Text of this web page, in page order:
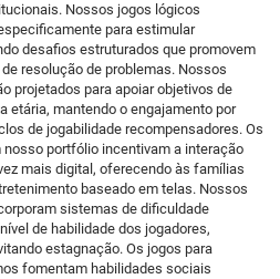
Nossos jogos lógicos
para estimular
desafios estruturados que promovem
resolução de problemas. Nossos
projetados para apoiar objetivos de
etária, mantendo o engajamento por
de jogabilidade recompensadores. Os
portfólio incentivam a interação
mais digital, oferecendo às famílias
baseado em telas. Nossos
sistemas de dificuldade
de habilidade dos jogadores,
estagnação. Os jogos para
fomentam habilidades sociais